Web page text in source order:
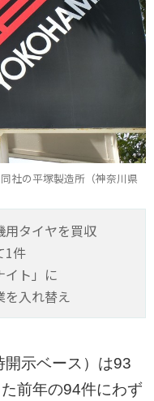
社の平塚製造所（神奈川県
用タイヤを買収
1件
イト」に
を入れ替え
示ベース）は93
前年の94件にわず